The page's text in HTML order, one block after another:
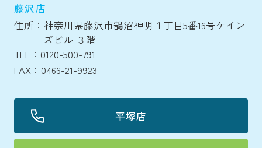
藤沢店
住所：神奈川県藤沢市鵠沼神明１丁目5番16号ケイン
ズビル ３階
TEL：0120-500-791
FAX：0466-21-9923
平塚店